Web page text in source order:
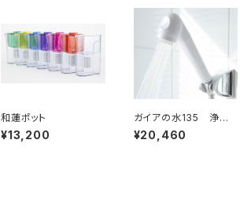
和蓮ポット
¥13,200
ガイアの水135 浄水
シャワー
¥20,460